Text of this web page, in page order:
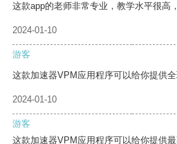
这款app的老师非常专业，教学水平很高
2024-01-10
游客
这款加速器VPM应用程序可以给你提供
2024-01-10
游客
这款加速器VPM应用程序可以给你提供